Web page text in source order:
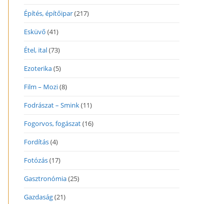
Építés, építőipar(217)
Esküvő (41)
Étel, ital(73)
Ezoterika(5)
Film – Mozi(8)
Fodrászat – Smink(11)
Fogorvos, fogászat(16)
Fordítás(4)
Fotózás(17)
Gasztronómia(25)
Gazdaság(21)